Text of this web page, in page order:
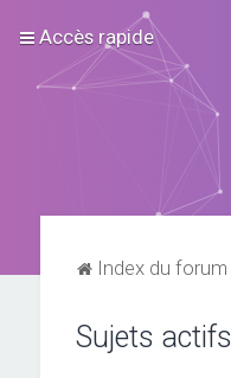
Accès rapide
Index du forum
Sujets actifs